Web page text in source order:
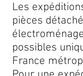
Les
pièces
possibles
France